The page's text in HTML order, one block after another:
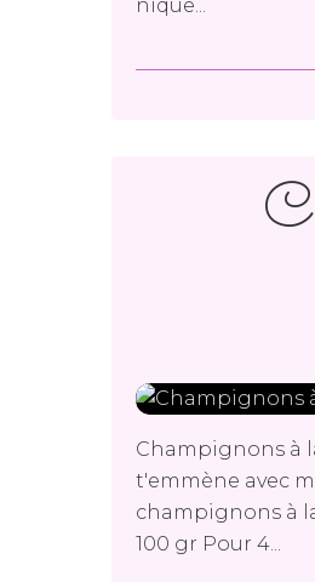
nique...
Champignons à
t'emmène avec
champignons à
100 gr Pour 4...